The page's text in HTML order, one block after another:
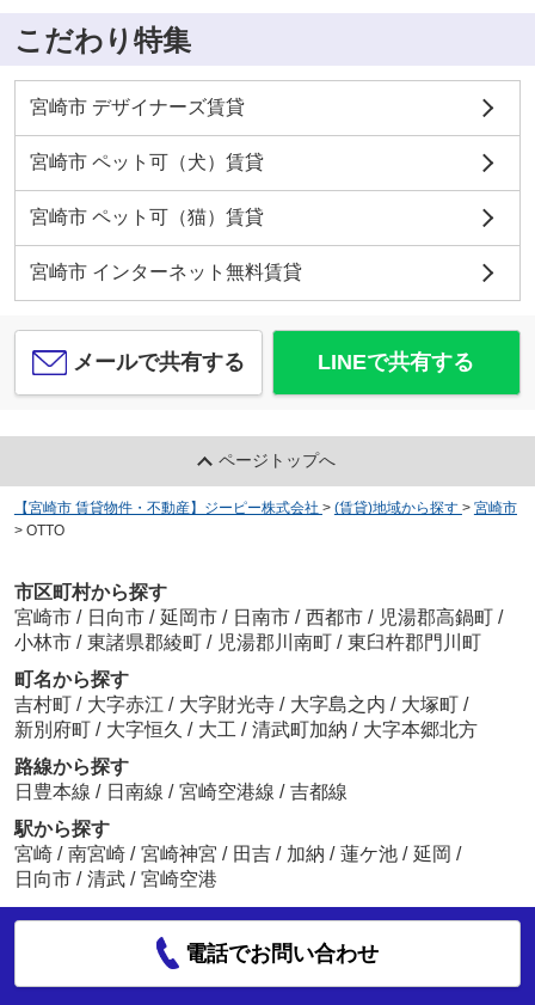
こだわり特集
宮崎市 デザイナーズ賃貸
宮崎市 ペット可（犬）賃貸
宮崎市 ペット可（猫）賃貸
宮崎市 インターネット無料賃貸
メールで共有する LINEで共有する
ページトップへ
【宮崎市 賃貸物件・不動産】ジーピー株式会社 > (賃貸)地域から探す > 宮崎市
> OTTO
市区町村から探す
宮崎市 / 日向市 / 延岡市 / 日南市 / 西都市 / 児湯郡高鍋町 /
小林市 / 東諸県郡綾町 / 児湯郡川南町 / 東臼杵郡門川町
町名から探す
吉村町 / 大字赤江 / 大字財光寺 / 大字島之内 / 大塚町 /
新別府町 / 大字恒久 / 大工 / 清武町加納 / 大字本郷北方
路線から探す
日豊本線 / 日南線 / 宮崎空港線 / 吉都線
駅から探す
宮崎 / 南宮崎 / 宮崎神宮 / 田吉 / 加納 / 蓮ケ池 / 延岡 /
日向市 / 清武 / 宮崎空港
電話でお問い合わせ